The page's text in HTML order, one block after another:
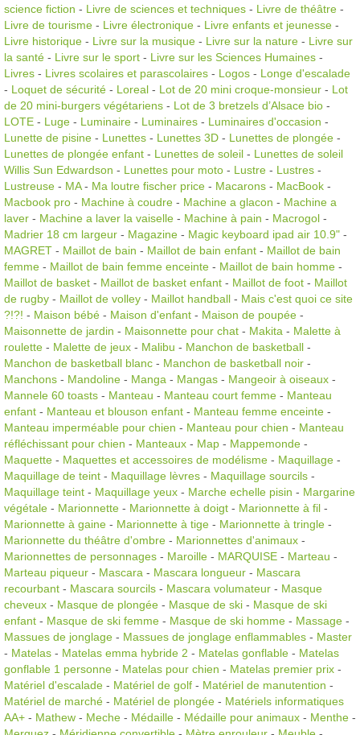
science fiction - Livre de sciences et techniques - Livre de théâtre -
Livre de tourisme - Livre électronique - Livre enfants et jeunesse -
Livre historique - Livre sur la musique - Livre sur la nature - Livre sur
la santé - Livre sur le sport - Livre sur les Sciences Humaines -
Livres - Livres scolaires et parascolaires - Logos - Longe d'escalade
- Loquet de sécurité - Loreal - Lot de 20 mini croque-monsieur - Lot
de 20 mini-burgers végétariens - Lot de 3 bretzels d’Alsace bio -
LOTE - Luge - Luminaire - Luminaires - Luminaires d'occasion -
Lunette de pisine - Lunettes - Lunettes 3D - Lunettes de plongée -
Lunettes de plongée enfant - Lunettes de soleil - Lunettes de soleil
Willis Sun Edwardson - Lunettes pour moto - Lustre - Lustres -
Lustreuse - MA- Ma loutre fischer price - Macarons - MacBook -
Macbook pro - Machine à coudre - Machine a glacon - Machine a
laver - Machine a laver la vaiselle - Machine à pain - Macrogol -
Madrier 18 cm largeur - Magazine - Magic keyboard ipad air 10.9" -
MAGRET - Maillot de bain - Maillot de bain enfant - Maillot de bain
femme - Maillot de bain femme enceinte - Maillot de bain homme -
Maillot de basket - Maillot de basket enfant - Maillot de foot - Maillot
de rugby - Maillot de volley - Maillot handball - Mais c'est quoi ce site
?!?! - Maison bébé - Maison d'enfant - Maison de poupée -
Maisonnette de jardin - Maisonnette pour chat - Makita - Malette à
roulette - Malette de jeux - Malibu - Manchon de basketball -
Manchon de basketball blanc - Manchon de basketball noir -
Manchons - Mandoline - Manga - Mangas - Mangeoir à oiseaux -
Mannele 60 toasts - Manteau - Manteau court femme - Manteau
enfant - Manteau et blouson enfant - Manteau femme enceinte -
Manteau imperméable pour chien - Manteau pour chien - Manteau
réfléchissant pour chien - Manteaux - Map - Mappemonde -
Maquette - Maquettes et accessoires de modélisme - Maquillage -
Maquillage de teint - Maquillage lèvres - Maquillage sourcils -
Maquillage teint - Maquillage yeux - Marche echelle pisin - Margarine
végétale - Marionnette - Marionnette à doigt - Marionnette à fil -
Marionnette à gaine - Marionnette à tige - Marionnette à tringle -
Marionnette du théâtre d'ombre - Marionnettes d'animaux -
Marionnettes de personnages - Maroille - MARQUISE - Marteau -
Marteau piqueur - Mascara - Mascara longueur - Mascara
recourbant - Mascara sourcils - Mascara volumateur - Masque
cheveux - Masque de plongée - Masque de ski - Masque de ski
enfant - Masque de ski femme - Masque de ski homme - Massage -
Massues de jonglage - Massues de jonglage enflammables - Master
- Matelas - Matelas emma hybride 2 - Matelas gonflable - Matelas
gonflable 1 personne - Matelas pour chien - Matelas premier prix -
Matériel d'escalade - Matériel de golf - Matériel de manutention -
Matériel de marché - Matériel de plongée - Matériels informatiques
AA+ - Mathew - Meche - Médaille - Médaille pour animaux - Menthe -